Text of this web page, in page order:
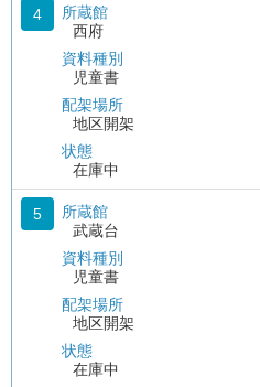
4
所蔵館
西府
資料種別
児童書
配架場所
地区開架
状態
在庫中
5
所蔵館
武蔵台
資料種別
児童書
配架場所
地区開架
状態
在庫中